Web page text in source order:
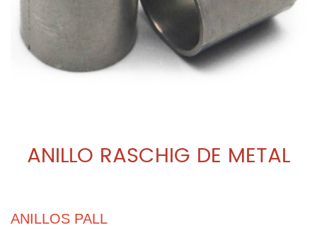
ANILLO RASCHIG DE METAL
ANILLOS PALL